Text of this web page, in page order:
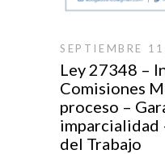
SEPTIEMBRE
Ley 27348 –
Comisiones
proceso –
imparcialidad
del Trabajo